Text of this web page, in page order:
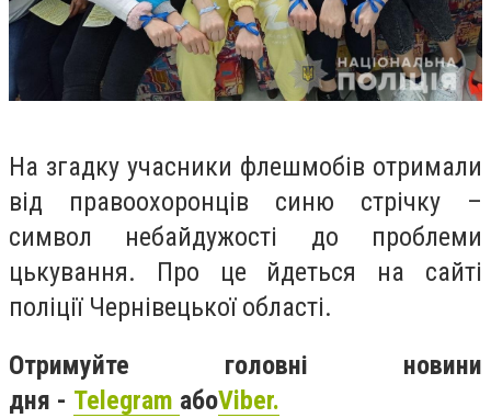
На згадку учасники флешмобів отримали
від правоохоронців синю стрічку –
символ небайдужості до проблеми
цькування. Про це йдеться на сайті
поліції Чернівецької області.
Отримуйте головні новини
дня - Telegram абоViber.